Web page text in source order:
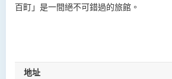
百町」是一間絕不可錯過的旅館。
地址